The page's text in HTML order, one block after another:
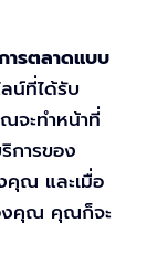
ารตลาดแบบ
น์ที่ได้รับ
จะทำหน้าที่
การของ
คุณ และเมื่อ
งคุณ คุณก็จะ